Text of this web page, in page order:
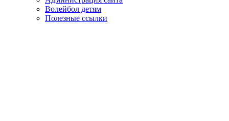
Волейбол детям
Полезные ссылки